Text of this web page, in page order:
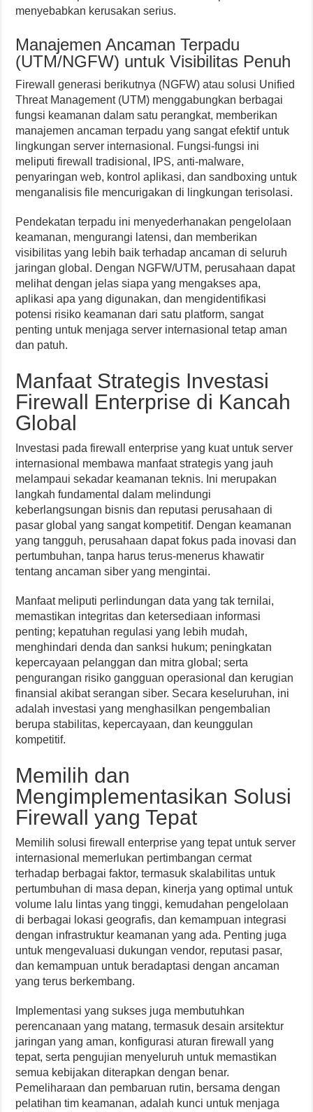
menyebabkan kerusakan serius.
Manajemen Ancaman Terpadu
(UTM/NGFW) untuk Visibilitas Penuh
Firewall generasi berikutnya (NGFW) atau solusi Unified
Threat Management (UTM) menggabungkan berbagai
fungsi keamanan dalam satu perangkat, memberikan
manajemen ancaman terpadu yang sangat efektif untuk
lingkungan server internasional. Fungsi-fungsi ini
meliputi firewall tradisional, IPS, anti-malware,
penyaringan web, kontrol aplikasi, dan sandboxing untuk
menganalisis file mencurigakan di lingkungan terisolasi.
Pendekatan terpadu ini menyederhanakan pengelolaan
keamanan, mengurangi latensi, dan memberikan
visibilitas yang lebih baik terhadap ancaman di seluruh
jaringan global. Dengan NGFW/UTM, perusahaan dapat
melihat dengan jelas siapa yang mengakses apa,
aplikasi apa yang digunakan, dan mengidentifikasi
potensi risiko keamanan dari satu platform, sangat
penting untuk menjaga server internasional tetap aman
dan patuh.
Manfaat Strategis Investasi
Firewall Enterprise di Kancah
Global
Investasi pada firewall enterprise yang kuat untuk server
internasional membawa manfaat strategis yang jauh
melampaui sekadar keamanan teknis. Ini merupakan
langkah fundamental dalam melindungi
keberlangsungan bisnis dan reputasi perusahaan di
pasar global yang sangat kompetitif. Dengan keamanan
yang tangguh, perusahaan dapat fokus pada inovasi dan
pertumbuhan, tanpa harus terus-menerus khawatir
tentang ancaman siber yang mengintai.
Manfaat meliputi perlindungan data yang tak ternilai,
memastikan integritas dan ketersediaan informasi
penting; kepatuhan regulasi yang lebih mudah,
menghindari denda dan sanksi hukum; peningkatan
kepercayaan pelanggan dan mitra global; serta
pengurangan risiko gangguan operasional dan kerugian
finansial akibat serangan siber. Secara keseluruhan, ini
adalah investasi yang menghasilkan pengembalian
berupa stabilitas, kepercayaan, dan keunggulan
kompetitif.
Memilih dan
Mengimplementasikan Solusi
Firewall yang Tepat
Memilih solusi firewall enterprise yang tepat untuk server
internasional memerlukan pertimbangan cermat
terhadap berbagai faktor, termasuk skalabilitas untuk
pertumbuhan di masa depan, kinerja yang optimal untuk
volume lalu lintas yang tinggi, kemudahan pengelolaan
di berbagai lokasi geografis, dan kemampuan integrasi
dengan infrastruktur keamanan yang ada. Penting juga
untuk mengevaluasi dukungan vendor, reputasi pasar,
dan kemampuan untuk beradaptasi dengan ancaman
yang terus berkembang.
Implementasi yang sukses juga membutuhkan
perencanaan yang matang, termasuk desain arsitektur
jaringan yang aman, konfigurasi aturan firewall yang
tepat, serta pengujian menyeluruh untuk memastikan
semua kebijakan diterapkan dengan benar.
Pemeliharaan dan pembaruan rutin, bersama dengan
pelatihan tim keamanan, adalah kunci untuk menjaga